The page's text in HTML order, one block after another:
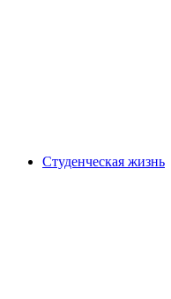
Студенческая жизнь